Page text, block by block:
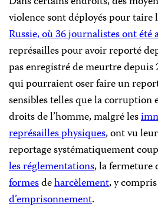
violence sont déployés pour taire
Russie, où 36 journalistes ont été
représailles pour avoir reporté
pas enregistré de meurtre depuis
qui pourraient oser faire un
sensibles telles que la corruption
droits de l’homme, malgré les
représailles physiques, ont vu
reportage systématiquement
les réglementations, la fermeture
formesdeharcèlement, y
d’emprisonnement.